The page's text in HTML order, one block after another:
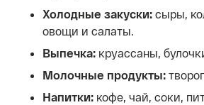
Холодные закуски: сыры,
овощи и салаты.
Выпечка: круассаны,
Молочные продукты:
Напитки: кофе, чай, соки,